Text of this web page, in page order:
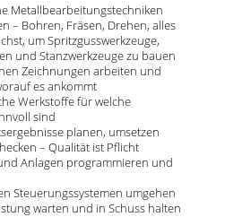
Metallbearbeitungstechniken
– Bohren, Fräsen, Drehen, alles
um Spritzgusswerkzeuge,
und Stanzwerkzeuge zu bauen
Zeichnungen arbeiten und
es ankommt
Werkstoffe für welche
sind
planen, umsetzen
– Qualität ist Pflicht
Anlagen programmieren und
Steuerungssystemen umgehen
warten und in Schuss halten